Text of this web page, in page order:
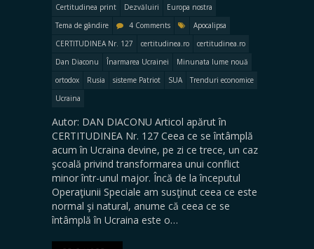
Certitudinea print
Dezvăluiri
Europa nostra
Tema de gândire
4 Comments
Apocalipsa
CERTITUDINEA Nr. 127
certitudinea.ro
certitudinea.ro
Dan Diaconu
Înarmarea Ucrainei
Minunata lume nouă
ortodox
Rusia sisteme Patriot SUA
Trenduri economice
Ucraina
Autor: DAN DIACONU Articol apărut în
CERTITUDINEA Nr. 127 Ceea ce se întâmplă
acum în Ucraina devine, pe zi ce trece, un caz
şcoală privind transformarea unui conflict
minor într-unul major. Încă de la începutul
Operaţiunii Speciale am susţinut ceea ce este
normal şi natural, anume că ceea ce se
întâmplă în Ucraina este o…